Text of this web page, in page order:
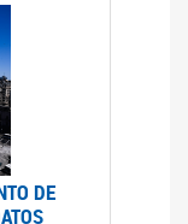
DE